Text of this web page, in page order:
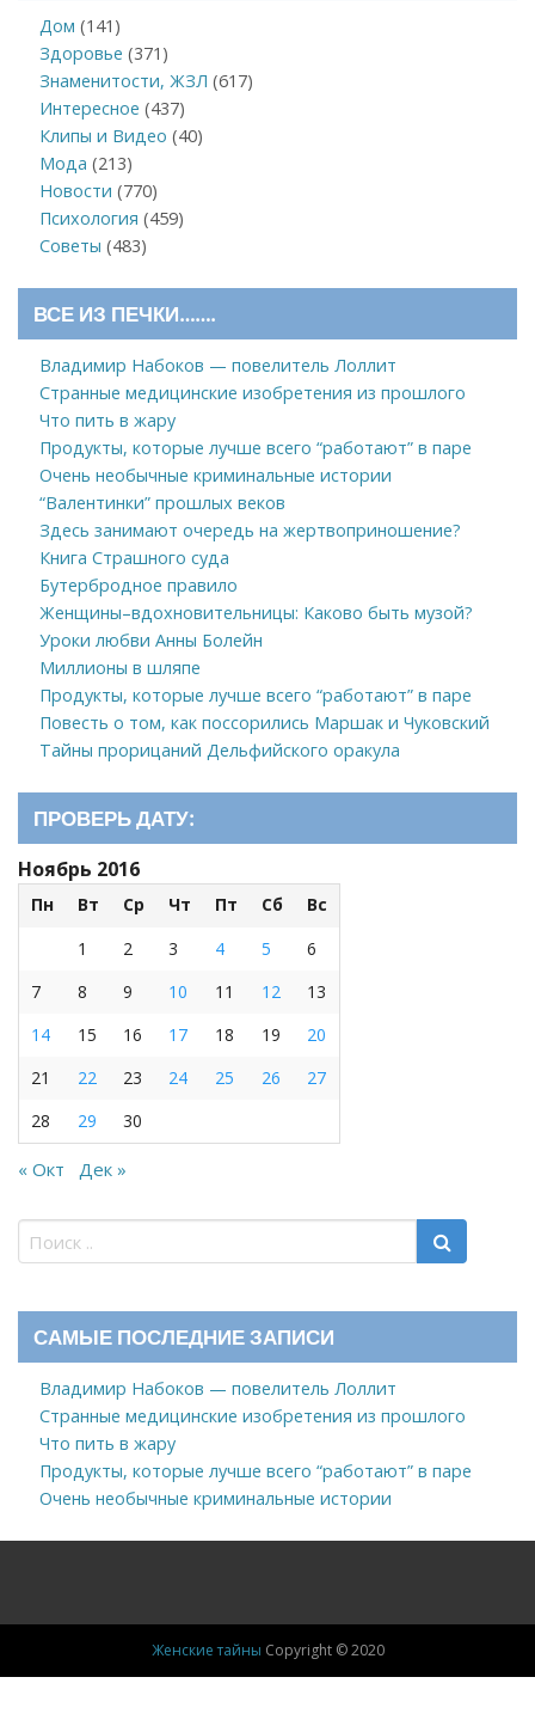
Дом (141)
Здоровье (371)
Знаменитости, ЖЗЛ (617)
Интересное (437)
Клипы и Видео (40)
Мода (213)
Новости (770)
Психология (459)
Советы (483)
ВСЕ ИЗ ПЕЧКИ…….
Владимир Набоков — повелитель Лоллит
Странные медицинские изобретения из прошлого
Что пить в жару
Продукты, которые лучше всего “работают” в паре
Очень необычные криминальные истории
“Валентинки” прошлых веков
Здесь занимают очередь на жертвоприношение?
Книга Страшного суда
Бутербродное правило
Женщины–вдохновительницы: Каково быть музой?
Уроки любви Анны Болейн
Миллионы в шляпе
Продукты, которые лучше всего “работают” в паре
Повесть о том, как поссорились Маршак и Чуковский
Тайны прорицаний Дельфийского оракула
ПРОВЕРЬ ДАТУ:
Ноябрь 2016
Пн Вт Ср Чт Пт Сб
Вс
1
2 3 4 5
6
7
8 9 10 11 12
13
14
15 16 17 18 19
20
21
22 23 24 25 26
27
28
29 30
« Окт Дек »
САМЫЕ ПОСЛЕДНИЕ ЗАПИСИ
Владимир Набоков — повелитель Лоллит
Странные медицинские изобретения из прошлого
Что пить в жару
Продукты, которые лучше всего “работают” в паре
Очень необычные криминальные истории
Женские тайны Copyright © 2020
Новости Знаменитости, ЖЗЛ Здоровье Дом
Мода